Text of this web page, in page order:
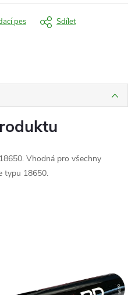
pes Sdílet
Vhodná pro všechny
typu 18650.